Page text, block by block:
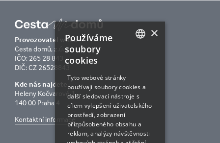
Provozovatel webu
Cesta domů, z.ú.
IČO: 265 28 843
DIČ: CZ 26528843
Kde nás najdete
Heleny Kočvarové 1
140 00 Praha 4
Kontaktní informace
×
Používáme
soubory
cookies
Tyto webové stránky
používají soubory cookies a
další sledovací nástroje s
cílem vylepšení uživatelského
prostředí, zobrazení
přizpůsobeného obsahu a
reklam, analýzy návštěvnosti